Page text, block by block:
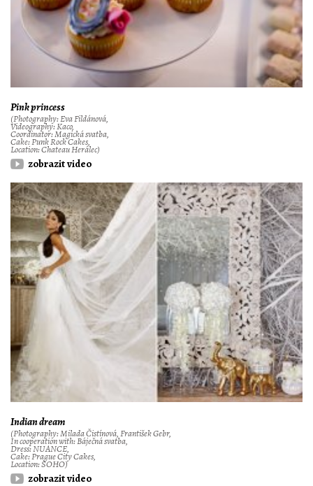
Pink princess
(Photography: Eva Fildánová,
Videography: Kaco,
Coordinator: Magická svatba,
Cake: Punk Rock Cakes,
Location: Chateau Herálec)
zobrazit video
Indian dream
(Photography: Milada Čistínová, František Gebr,
In cooperation with: Báječná svatba,
Dress: NUANCE,
Cake: Prague City Cakes,
Location: SOHO)
zobrazit video